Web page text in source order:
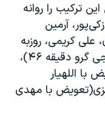
ترکیب را روانه
آرمین
علی کریمی، روزبه
چشمی، طارق همام(تعویض با الحاجی گرو دقیقه ۴۶)،
با اللهیار
تبریزی(تعویض با مهدی